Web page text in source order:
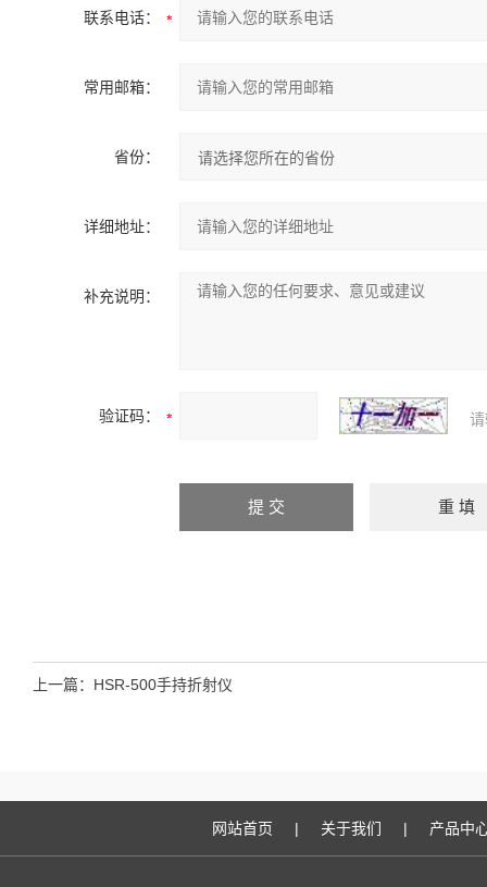
联系电话：
常用邮箱：
省份：
详细地址：
补充说明：
验证码：
上一篇： HSR-500手持折射仪
网站首页 | 关于我们 | 产品中